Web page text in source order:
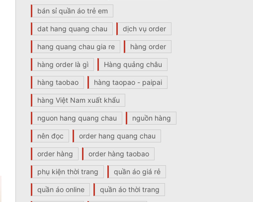
bán sỉ quần áo trẻ em
dat hang quang chau dịch vụ order
hang quang chau gia re hàng order
hàng order là gì Hàng quảng châu
hàng taobao hàng taopao - paipai
hàng Việt Nam xuất khẩu
nguon hang quang chau nguồn hàng
nên đọc order hang quang chau
order hàng order hàng taobao
phụ kiện thời trang quần áo giá rẻ
quần áo online quần áo thời trang